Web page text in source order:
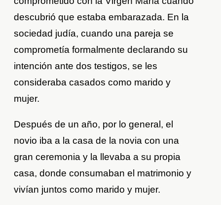
descubrió que estaba embarazada. En la
sociedad judía, cuando una pareja se
comprometía formalmente declarando su
intención ante dos testigos, se les
consideraba casados como marido y
mujer.
Después de un año, por lo general, el
novio iba a la casa de la novia con una
gran ceremonia y la llevaba a su propia
casa, donde consumaban el matrimonio y
vivían juntos como marido y mujer.